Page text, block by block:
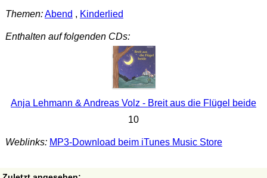
Themen:Abend , Kinderlied
Enthalten auf folgenden CDs:
Anja Lehmann & Andreas Volz - Breit aus die Flügel beide
10
Weblinks: MP3-Download beim iTunes Music Store